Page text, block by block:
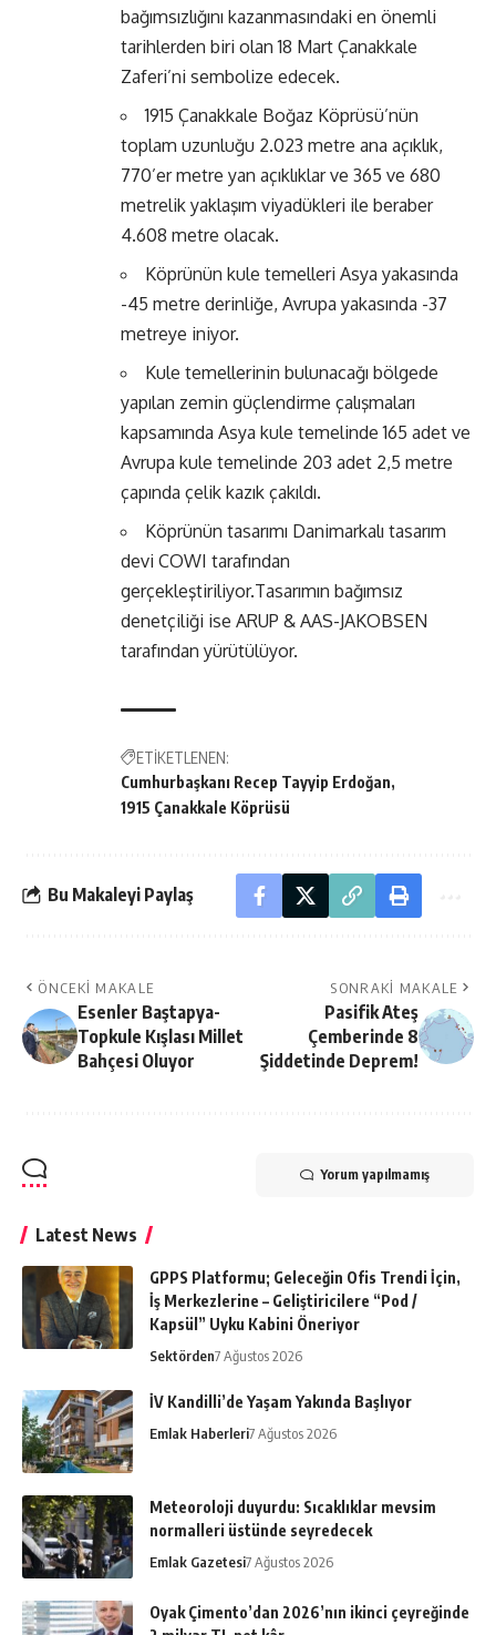
bağımsızlığını kazanmasındaki en önemli
tarihlerden biri olan 18 Mart Çanakkale
Zaferi’ni sembolize edecek.
1915 Çanakkale Boğaz Köprüsü’nün
toplam uzunluğu 2.023 metre ana açıklık,
770’er metre yan açıklıklar ve 365 ve 680
metrelik yaklaşım viyadükleri ile beraber
4.608 metre olacak.
Köprünün kule temelleri Asya yakasında
-45 metre derinliğe, Avrupa yakasında -37
metreye iniyor.
Kule temellerinin bulunacağı bölgede
yapılan zemin güçlendirme çalışmaları
kapsamında Asya kule temelinde 165 adet ve
Avrupa kule temelinde 203 adet 2,5 metre
çapında çelik kazık çakıldı.
Köprünün tasarımı Danimarkalı tasarım
devi COWI tarafından
gerçekleştiriliyor.Tasarımın bağımsız
denetçiliği ise ARUP & AAS-JAKOBSEN
tarafından yürütülüyor.
ETİKETLENEN:
Cumhurbaşkanı Recep Tayyip Erdoğan
1915 Çanakkale Köprüsü
Bu Makaleyi Paylaş
ÖNCEKI MAKALE
Esenler Baştapya-
Topkule Kışlası Millet
Bahçesi Oluyor
SONRAKI MAKALE
Pasifik Ateş
Çemberinde 8
Şiddetinde Deprem!
Yorum yapılmamış
Latest News
GPPS Platformu; Geleceğin Ofis Trendi İçin,
İş Merkezlerine – Geliştiricilere “Pod /
Kapsül” Uyku Kabini Öneriyor
Sektörden7 Ağustos 2026
İV Kandilli’de Yaşam Yakında Başlıyor
Emlak Haberleri7 Ağustos 2026
Meteoroloji duyurdu: Sıcaklıklar mevsim
normalleri üstünde seyredecek
Emlak Gazetesi7 Ağustos 2026
Oyak Çimento’dan 2026’nın ikinci çeyreğinde